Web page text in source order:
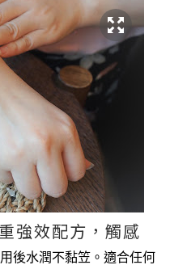
強效配方，觸感
用後水潤不黏笠 。 適合任何